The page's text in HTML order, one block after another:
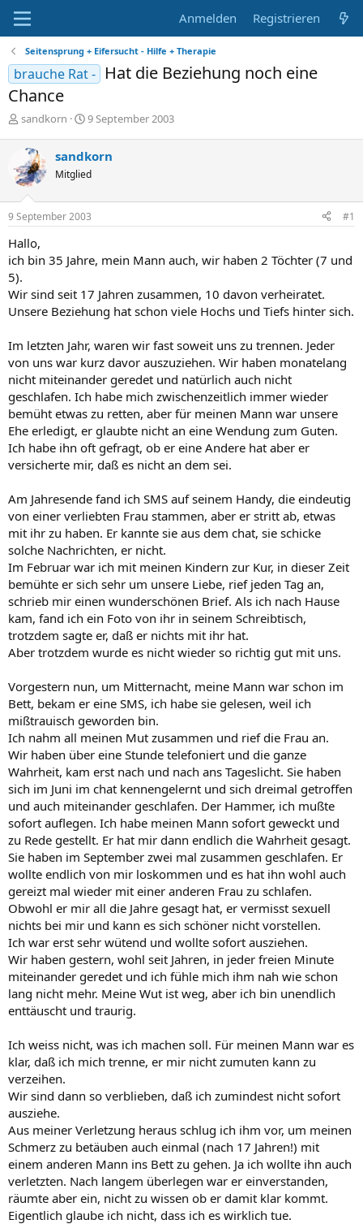
Anmelden Registrieren
Seitensprung + Eifersucht - Hilfe + Therapie
brauche Rat -
Hat die Beziehung noch eine
Chance
E
e
l
l
e
sandkorn
E
t
e
l
t
9 September 2003
sandkorn
Mitglied
9 September 2003 #1
Hallo,
ich bin 35 Jahre, mein Mann auch, wir haben 2 Töchter (7 und
5).
Wir sind seit 17 Jahren zusammen, 10 davon verheiratet.
Unsere Beziehung hat schon viele Hochs und Tiefs hinter sich.
Im letzten Jahr, waren wir fast soweit uns zu trennen. Jeder
von uns war kurz davor auszuziehen. Wir haben monatelang
nicht miteinander geredet und natürlich auch nicht
geschlafen. Ich habe mich zwischenzeitlich immer wieder
bemüht etwas zu retten, aber für meinen Mann war unsere
Ehe erledigt, er glaubte nicht an eine Wendung zum Guten.
Ich habe ihn oft gefragt, ob er eine Andere hat aber er
versicherte mir, daß es nicht an dem sei.
Am Jahresende fand ich SMS auf seinem Handy, die eindeutig
von einer verliebten Frau stammen, aber er stritt ab, etwas
mit ihr zu haben. Er kannte sie aus dem chat, sie schicke
solche Nachrichten, er nicht.
Im Februar war ich mit meinen Kindern zur Kur, in dieser Zeit
bemühte er sich sehr um unsere Liebe, rief jeden Tag an,
schrieb mir einen wunderschönen Brief. Als ich nach Hause
kam, fand ich ein Foto von ihr in seinem Schreibtisch,
trotzdem sagte er, daß er nichts mit ihr hat.
Aber trotzdem wurde es nicht wieder so richtig gut mit uns.
Vorgestern nun, um Mitternacht, meine Mann war schon im
Bett, bekam er eine SMS, ich habe sie gelesen, weil ich
mißtrauisch geworden bin.
Ich nahm all meinen Mut zusammen und rief die Frau an.
Wir haben über eine Stunde telefoniert und die ganze
Wahrheit, kam erst nach und nach ans Tageslicht. Sie haben
sich im Juni im chat kennengelernt und sich dreimal getroffen
und auch miteinander geschlafen. Der Hammer, ich mußte
sofort auflegen. Ich habe meinen Mann sofort geweckt und
zu Rede gestellt. Er hat mir dann endlich die Wahrheit gesagt.
Sie haben im September zwei mal zusammen geschlafen. Er
wollte endlich von mir loskommen und es hat ihn wohl auch
gereizt mal wieder mit einer anderen Frau zu schlafen.
Obwohl er mir all die Jahre gesagt hat, er vermisst sexuell
nichts bei mir und kann es sich schöner nicht vorstellen.
Ich war erst sehr wütend und wollte sofort ausziehen.
Wir haben gestern, wohl seit Jahren, in jeder freien Minute
miteinander geredet und ich fühle mich ihm nah wie schon
lang nicht mehr. Meine Wut ist weg, aber ich bin unendlich
enttäuscht und traurig.
Ich weiss nicht, was ich machen soll. Für meinen Mann war es
klar, daß ich mich trenne, er mir nicht zumuten kann zu
verzeihen.
Wir sind dann so verblieben, daß ich zumindest nicht sofort
ausziehe.
Aus meiner Verletzung heraus schlug ich ihm vor, um meinen
Schmerz zu betäuben auch einmal (nach 17 Jahren!) mit
einem anderen Mann ins Bett zu gehen. Ja ich wollte ihn auch
verletzten. Nach langem überlegen war er einverstanden,
räumte aber ein, nicht zu wissen ob er damit klar kommt.
Eigentlich glaube ich nicht, dass ich es wirklich tue.